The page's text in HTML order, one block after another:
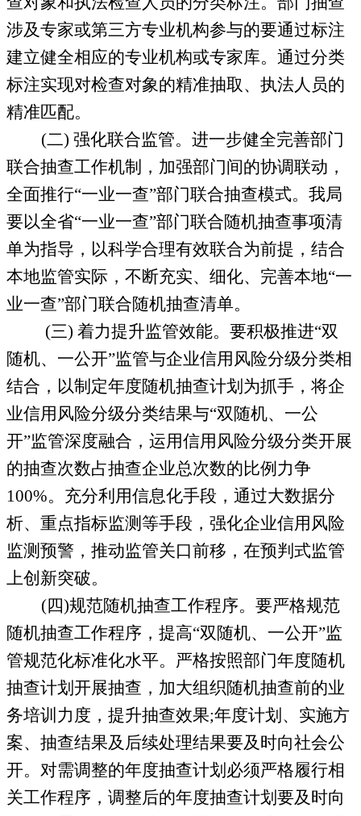
涉及专家或第三方专业机构参与的要通过标注
建立健全相应的专业机构或专家库。通过分类
标注实现对检查对象的精准抽取、执法人员的
精准匹配。
(二) 强化联合监管。 进一步健全完善部门
联合抽查工作机制，加强部门间的协调联动，
全面推行“一业一查”部门联合抽查模式。我局
要以全省“一业一查”部门联合随机抽查事项清
单为指导，以科学合理有效联合为前提，结合
本地监管实际，不断充实、细化、完善本地“一
业一查”部门联合随机抽查清单。
(三) 着力提升监管效能。 要积极推进“双
随机、一公开”监管与企业信用风险分级分类相
结合，以制定年度随机抽查计划为抓手，将企
业信用风险分级分类结果与“双随机、一公
开”监管深度融合，运用信用风险分级分类开展
的抽查次数占抽查企业总次数的比例力争
100%。充分利用信息化手段，通过大数据分
析、重点指标监测等手段，强化企业信用风险
监测预警，推动监管关口前移，在预判式监管
上创新突破。
(四)规范随机抽查工作程序。 要严格规范
随机抽查工作程序，提高“双随机、一公开”监
管规范化标准化水平。严格按照部门年度随机
抽查计划开展抽查，加大组织随机抽查前的业
务培训力度，提升抽查效果;年度计划、实施方
案、抽查结果及后续处理结果要及时向社会公
开。对需调整的年度抽查计划必须严格履行相
关工作程序，调整后的年度抽查计划要及时向